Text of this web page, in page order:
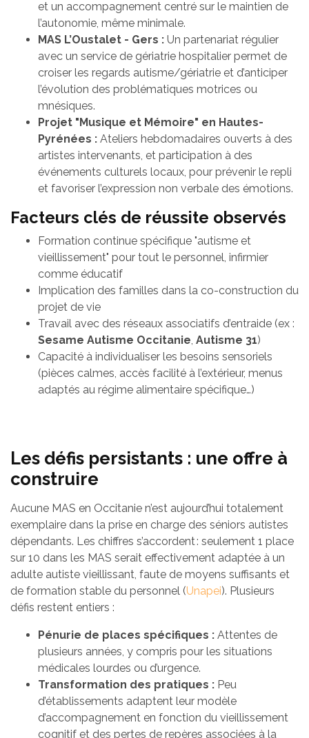
et un accompagnement centré sur le maintien de
l’autonomie, même minimale.
MAS L’Oustalet - Gers : Un partenariat régulier
avec un service de gériatrie hospitalier permet de
croiser les regards autisme/gériatrie et d’anticiper
l’évolution des problématiques motrices ou
mnésiques.
Projet "Musique et Mémoire" en Hautes-
Pyrénées : Ateliers hebdomadaires ouverts à des
artistes intervenants, et participation à des
événements culturels locaux, pour prévenir le repli
et favoriser l’expression non verbale des émotions.
Facteurs clés de réussite observés
Formation continue spécifique "autisme et
vieillissement" pour tout le personnel, infirmier
comme éducatif
Implication des familles dans la co-construction du
projet de vie
Travail avec des réseaux associatifs d’entraide (ex :
Sesame Autisme Occitanie, Autisme 31)
Capacité à individualiser les besoins sensoriels
(pièces calmes, accès facilité à l’extérieur, menus
adaptés au régime alimentaire spécifique…)
Les défis persistants : une offre à
construire
Aucune MAS en Occitanie n’est aujourd’hui totalement
exemplaire dans la prise en charge des séniors autistes
dépendants. Les chiffres s’accordent : seulement 1 place
sur 10 dans les MAS serait effectivement adaptée à un
adulte autiste vieillissant, faute de moyens suffisants et
de formation stable du personnel (Unapei). Plusieurs
défis restent entiers :
Pénurie de places spécifiques : Attentes de
plusieurs années, y compris pour les situations
médicales lourdes ou d’urgence.
Transformation des pratiques : Peu
d’établissements adaptent leur modèle
d’accompagnement en fonction du vieillissement
cognitif et des pertes de repères associées à la